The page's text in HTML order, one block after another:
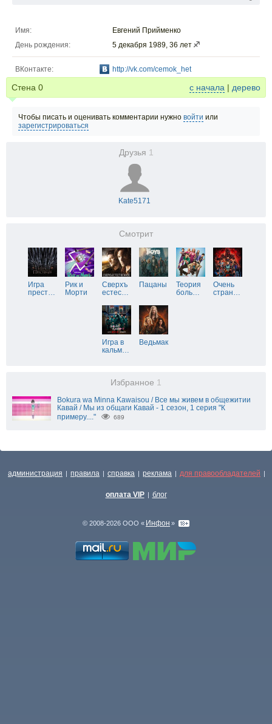
Имя:
Евгений Прийменко
День рождения:
5 декабря 1989, 36 лет
ВКонтакте: http://vk.com/cemok_het
Стена 0 с начала | дерево
Чтобы писать и оценивать комментарии нужно войти или
зарегистрироваться
Друзья 1
Kate5171
Смотрит
Игра
прест…
Рик и
Морти
Сверхъ
естес…
Пацаны
Теория
боль…
Очень
стран…
Игра в
кальм…
Ведьмак
Избранное 1
Bokura wa Minna Kawaisou / Все мы живем в общежитии
Кавай / Мы из общаги Кавай - 1 сезон, 1 серия "К
примеру...."
689
администрация | правила | справка | реклама | для правообладателей |
оплата VIP | блог
© 2008-2026 ООО « Инфон »